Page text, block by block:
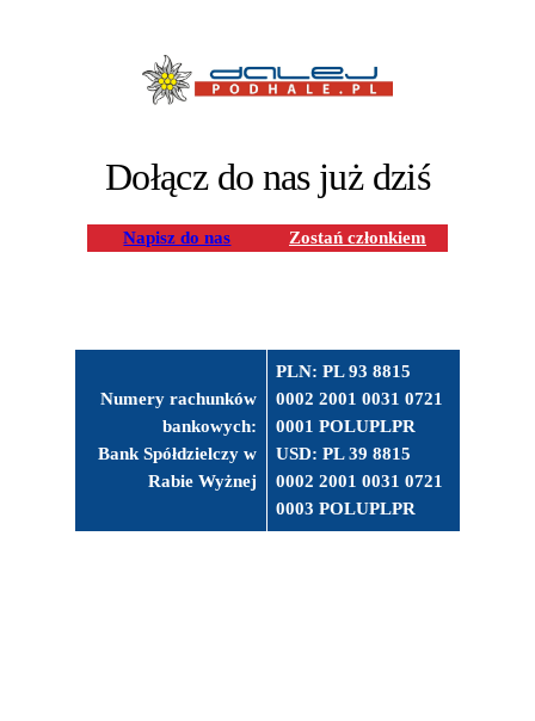
Dołącz do nas już dziś
Napisz do nas Zostań członkiem
Numery rachunków
bankowych:
Bank Spółdzielczy w
Rabie Wyżnej
PLN: PL 93 8815
0002 2001 0031 0721
0001 POLUPLPR
USD: PL 39 8815
0002 2001 0031 0721
0003 POLUPLPR